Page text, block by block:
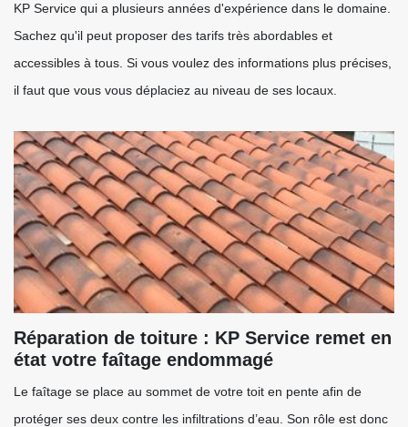
KP Service qui a plusieurs années d'expérience dans le domaine.
Sachez qu'il peut proposer des tarifs très abordables et
accessibles à tous. Si vous voulez des informations plus précises,
il faut que vous vous déplaciez au niveau de ses locaux.
Réparation de toiture : KP Service remet en
état votre faîtage endommagé
Le faîtage se place au sommet de votre toit en pente afin de
protéger ses deux contre les infiltrations d’eau. Son rôle est donc